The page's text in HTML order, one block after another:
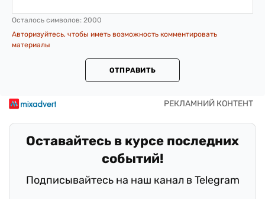
Осталось символов: 2000
Авторизуйтесь, чтобы иметь возможность комментировать
материалы
ОТПРАВИТЬ
Оставайтесь в курсе последних
событий!
Подписывайтесь на наш канал в Telegram